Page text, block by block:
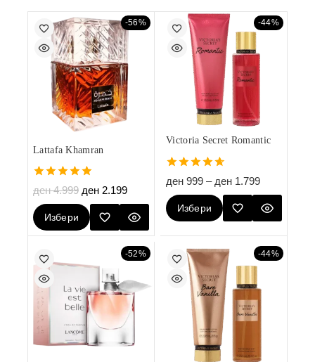
-56%
Lattafa Khamran
5.00
out of 5
ден4.999 ден 2.199
Избери
Опции
-44%
Victoria Secret Romantic
4.67
out of 5
ден 999 – ден 1.799
Избери
-52% -44%